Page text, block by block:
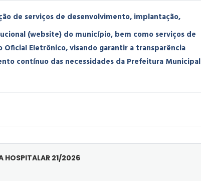
de serviços de desenvolvimento, implantação,
(website) do município, bem como serviços de
Eletrônico, visando garantir a transparência
contínuo das necessidades da Prefeitura Municipal
HOSPITALAR 21/2026